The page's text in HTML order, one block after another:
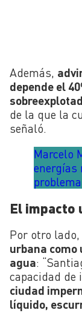
Además,
depende el
de la que la
señaló.
Marcelo
energías
El impacto
Por otro
urbana como
agua:
capacidad
ciudad
líquido,